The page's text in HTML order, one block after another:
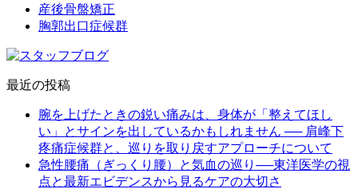
産後骨盤矯正
胸郭出口症候群
最近の投稿
腕を上げたときの鋭い痛みは、身体が「整えてほし
い」とサインを出しているかもしれません ── 肩峰下
疼痛症候群と、巡りを取り戻すアプローチについて
急性腰痛（ぎっくり腰）と気血の巡り──東洋医学の視
点と最新エビデンスから見るケアの大切さ